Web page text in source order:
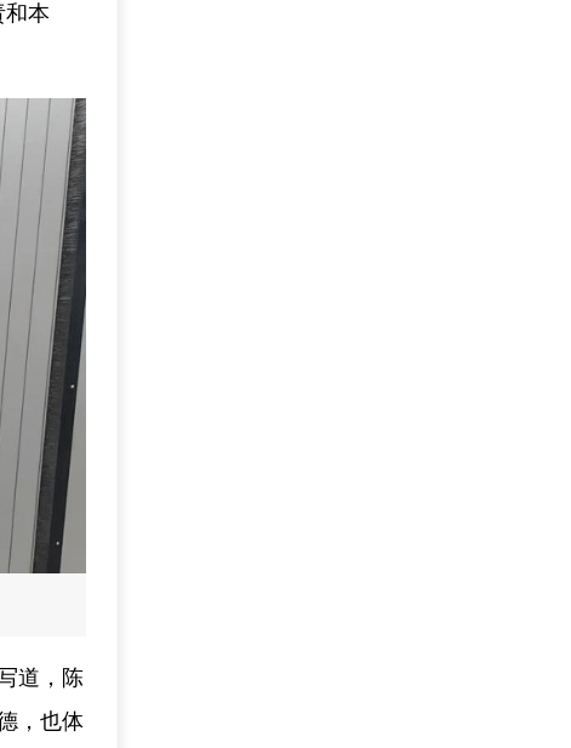
和本
道，陈
，也体